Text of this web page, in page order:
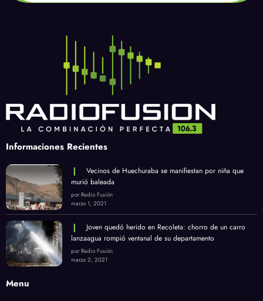
Informaciones Recientes
Vecinos de Huechuraba se manifiestan por niña que
murió baleada
por Radio Fusión
marzo 1, 2021
Joven quedó herido en Recoleta: chorro de un carro
lanzaagua rompió ventanal de su departamento
por Radio Fusión
marzo 2, 2021
Menu